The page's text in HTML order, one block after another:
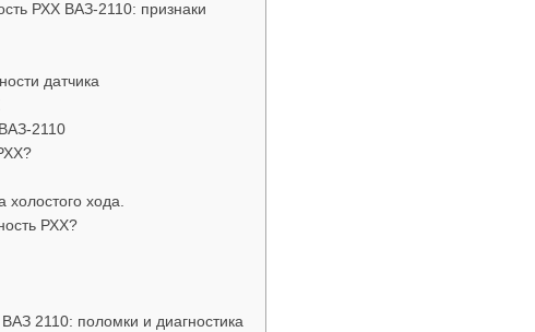
РХХ ВАЗ-2110: признаки
датчика
2110
холостого хода.
РХХ?
ВАЗ 2110: поломки и диагностика